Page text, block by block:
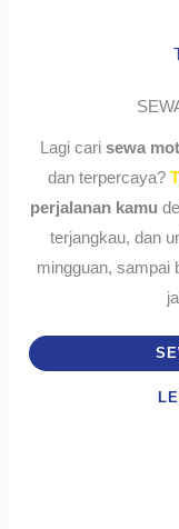
Lagi cari sewa
dan terpercaya?
perjalanan kamu
terjangkau, dan
mingguan, sampai